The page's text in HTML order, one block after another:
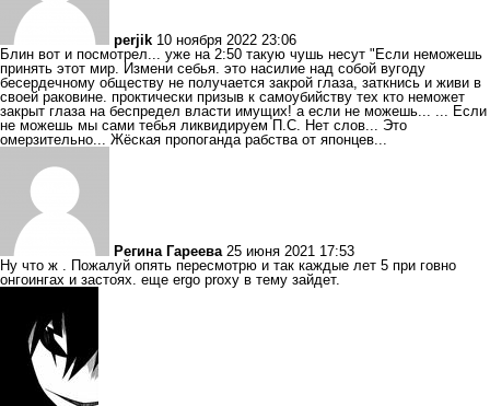
perjik 10 ноября 2022 23:06
Блин вот и посмотрел... уже на 2:50 такую чушь несут "Если неможешь
принять этот мир. Измени себья. это насилие над собой вугоду
бесердечному обществу не получается закрой глаза, заткнись и живи в
своей раковине. проктически призыв к самоубийству тех кто неможет
закрыт глаза на беспредел власти имущих! а если не можешь... ... Если
не можешь мы сами тебья ликвидируем П.С. Нет слов... Это
омерзительно... Жёская пропоганда рабства от японцев...
Регина Гареева 25 июня 2021 17:53
Ну что ж . Пожалуй опять пересмотрю и так каждые лет 5 при говно
онгоингах и застоях. еще ergo proxy в тему зайдет.